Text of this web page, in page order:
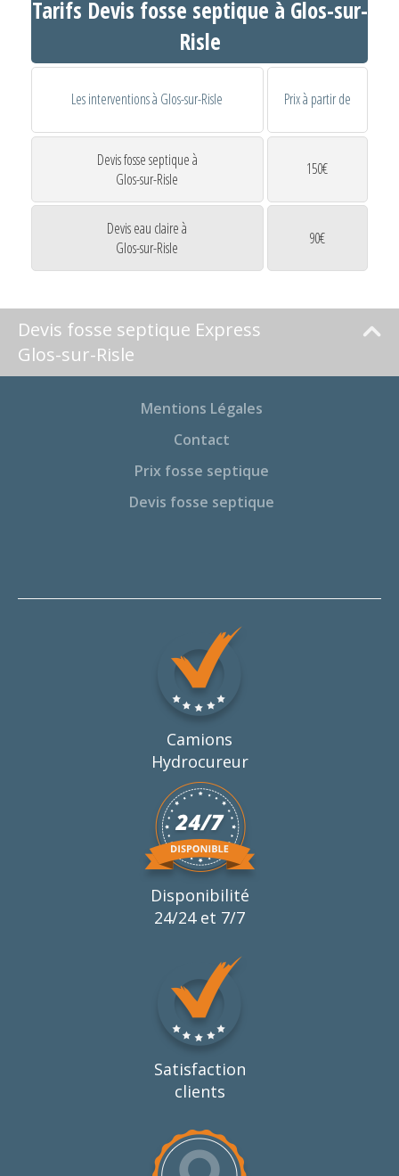
Tarifs Devis fosse septique à Glos-sur-
Risle
Les interventions à Glos-sur-Risle Prix à partir de
Devis fosse septique à
Glos-sur-Risle
150€
Devis eau claire à
Glos-sur-Risle
90€
Devis fosse septique Express
Glos-sur-Risle
Mentions Légales
Contact
Prix fosse septique
Devis fosse septique
Camions
Hydrocureur
Disponibilité
24/24 et 7/7
Satisfaction
clients